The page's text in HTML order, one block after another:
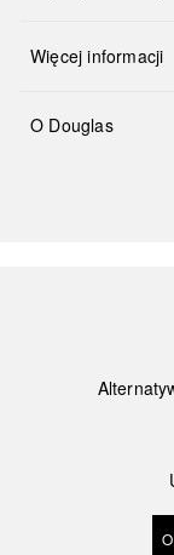
Więcej informacji
O Douglas